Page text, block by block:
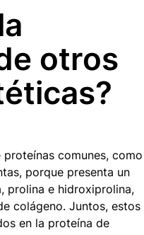
otros
comunes, como
porque presenta un
prolina e hidroxiprolina,
colágeno. Juntos, estos
en la proteína de